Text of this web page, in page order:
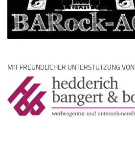
MIT FREUNDLICHER UNTERSTÜTZUNG VON